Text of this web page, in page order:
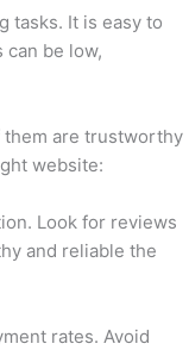
tasks. It is easy to
can be low,
them are trustworthy
website:
Look for reviews
and reliable the
rates. Avoid